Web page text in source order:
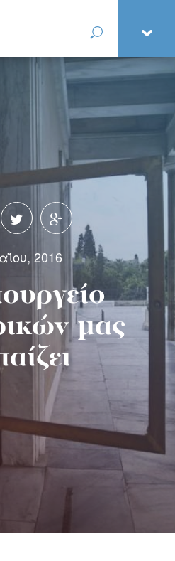
2016
μας